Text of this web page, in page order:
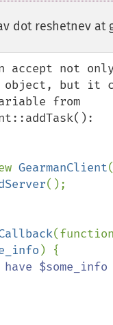
dot reshetnev at
accept not only
object, but it
from
GearmanClient
();
) {
$some_info